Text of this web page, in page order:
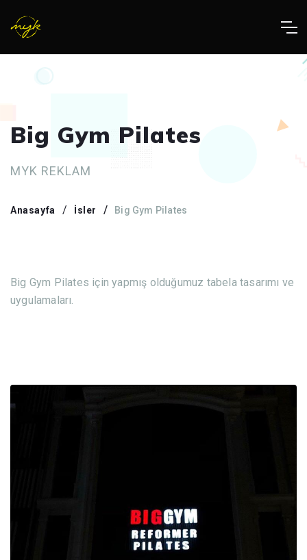
Big Gym Pilates
MYK REKLAM
Anasayfa İsler Big Gym Pilates
Big Gym Pilates için yapmış olduğumuz tabela tasarımı ve
uygulamaları.